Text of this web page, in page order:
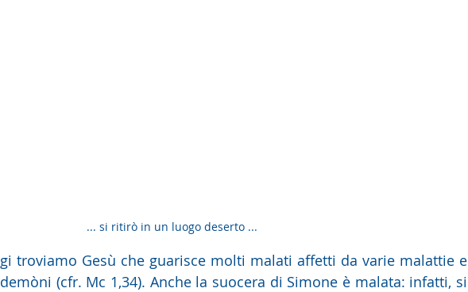
... si ritirò in un luogo deserto ...
troviamo Gesù che guarisce molti malati affetti da varie malattie e
(cfr. Mc 1,34). Anche la suocera di Simone è malata: infatti, si